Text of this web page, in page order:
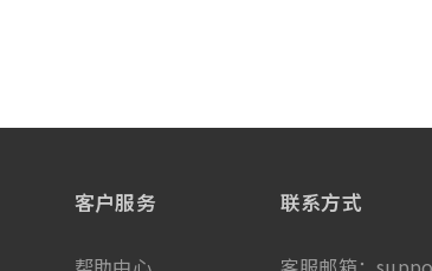
客户服务 联系方式